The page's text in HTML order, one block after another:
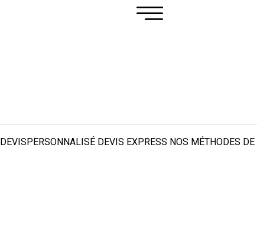
DEVISPERSONNALISÉ DEVIS EXPRESS NOS MÉTHODES DE